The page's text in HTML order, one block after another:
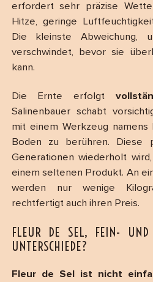
erfordert sehr präzise
Hitze, geringe
Die kleinste Abweichung,
verschwindet, bevor sie
kann.
Die Ernte erfolgt
Salinenbauer schabt
mit einem Werkzeug
Boden zu berühren. Diese
Generationen wiederholt
einem seltenen Produkt. An
werden nur wenige
rechtfertigt auch ihren Preis.
FLEUR DE SEL, FEIN- UND
UNTERSCHIEDE?
Fleur de Sel ist nicht